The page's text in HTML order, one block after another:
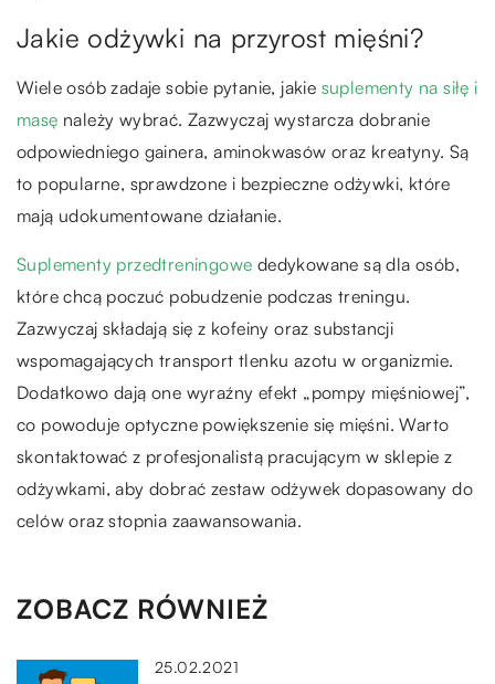
Jakie odżywki na przyrost mięśni?
Wiele osób zadaje sobie pytanie, jakie suplementy na siłę i
masę należy wybrać. Zazwyczaj wystarcza dobranie
odpowiedniego gainera, aminokwasów oraz kreatyny. Są
to popularne, sprawdzone i bezpieczne odżywki, które
mają udokumentowane działanie.
Suplementy przedtreningowe dedykowane są dla osób,
które chcą poczuć pobudzenie podczas treningu.
Zazwyczaj składają się z kofeiny oraz substancji
wspomagających transport tlenku azotu w organizmie.
Dodatkowo dają one wyraźny efekt „pompy mięśniowej”,
co powoduje optyczne powiększenie się mięśni. Warto
skontaktować z profesjonalistą pracującym w sklepie z
odżywkami, aby dobrać zestaw odżywek dopasowany do
celów oraz stopnia zaawansowania.
ZOBACZ RÓWNIEŻ
25.02.2021